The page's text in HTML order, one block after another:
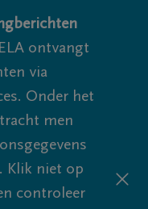
ontvangt
via
Onder het
men
Klik niet op
controleer